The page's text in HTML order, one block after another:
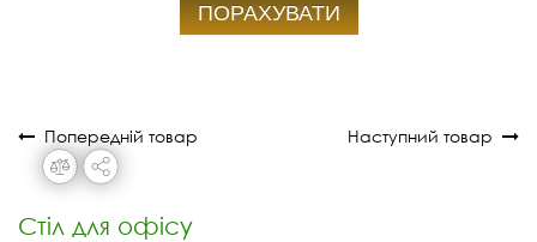
ПОРАХУВАТИ
Попередній товар Наступний товар
Стіл для офісу